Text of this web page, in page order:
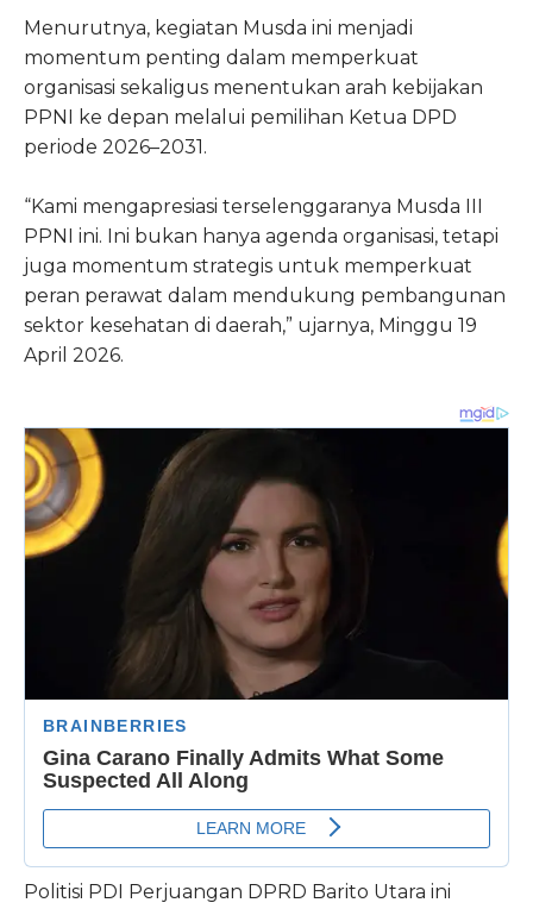
Menurutnya, kegiatan Musda ini menjadi
momentum penting dalam memperkuat
organisasi sekaligus menentukan arah kebijakan
PPNI ke depan melalui pemilihan Ketua DPD
periode 2026–2031.
“Kami mengapresiasi terselenggaranya Musda III
PPNI ini. Ini bukan hanya agenda organisasi, tetapi
juga momentum strategis untuk memperkuat
peran perawat dalam mendukung pembangunan
sektor kesehatan di daerah,” ujarnya, Minggu 19
April 2026.
Politisi PDI Perjuangan DPRD Barito Utara ini